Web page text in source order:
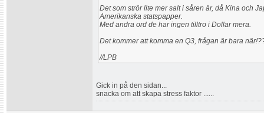
Det som strör lite mer salt i såren är, då Kina och
Amerikanska statspapper.
Med andra ord de har ingen tilltro i Dollar mera.
Det kommer att komma en Q3, frågan är bara
//LPB
Gick in på den sidan...
snacka om att skapa stress faktor ......